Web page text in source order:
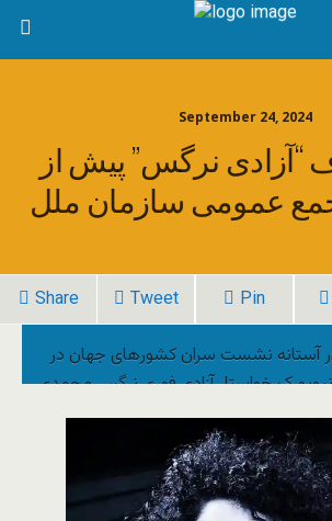
September 24, 2024
“آزادی نرگس” پیش از
عمومی سازمان ملل
Share Tweet Pin
آستانه نشست سران کشورهای جهان در
خواستار آزادی فوری نرگس محمدی،
شدند. قرار است در این اجلاس مسعود
ایران نیز شرکت کند.